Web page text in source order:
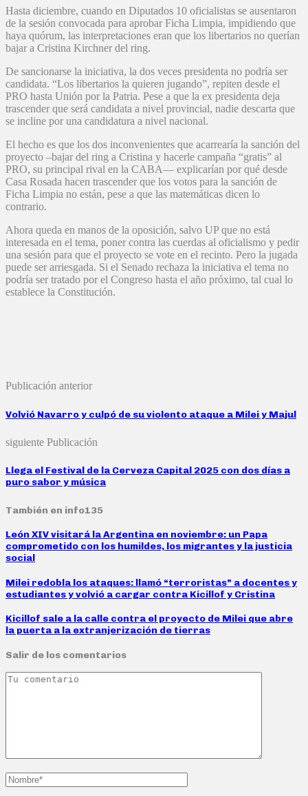
Hasta diciembre, cuando en Diputados 10 oficialistas se ausentaron
de la sesión convocada para aprobar Ficha Limpia, impidiendo que
haya quórum, las interpretaciones eran que los libertarios no querían
bajar a Cristina Kirchner del ring.
De sancionarse la iniciativa, la dos veces presidenta no podría ser
candidata. “Los libertarios la quieren jugando”, repiten desde el
PRO hasta Unión por la Patria. Pese a que la ex presidenta deja
trascender que será candidata a nivel provincial, nadie descarta que
se incline por una candidatura a nivel nacional.
El hecho es que los dos inconvenientes que acarrearía la sanción del
proyecto –bajar del ring a Cristina y hacerle campaña “gratis” al
PRO, su principal rival en la CABA— explicarían por qué desde
Casa Rosada hacen trascender que los votos para la sanción de
Ficha Limpia no están, pese a que las matemáticas dicen lo
contrario.
Ahora queda en manos de la oposición, salvo UP que no está
interesada en el tema, poner contra las cuerdas al oficialismo y pedir
una sesión para que el proyecto se vote en el recinto. Pero la jugada
puede ser arriesgada. Si el Senado rechaza la iniciativa el tema no
podría ser tratado por el Congreso hasta el año próximo, tal cual lo
establece la Constitución.
Publicación anterior
Volvió Navarro y culpó de su violento ataque a Milei y Majul
siguiente Publicación
Llega el Festival de la Cerveza Capital 2025 con dos días a
puro sabor y música
También en info135
León XIV visitará la Argentina en noviembre: un Papa
comprometido con los humildes, los migrantes y la justicia
social
Milei redobla los ataques: llamó “terroristas” a docentes y
estudiantes y volvió a cargar contra Kicillof y Cristina
Kicillof sale a la calle contra el proyecto de Milei que abre
la puerta a la extranjerización de tierras
Salir de los comentarios